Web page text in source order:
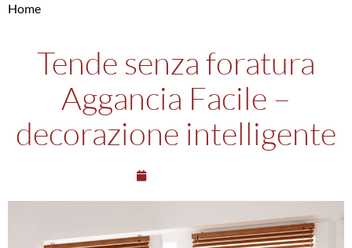
Home
Tende senza foratura
Aggancia Facile –
decorazione intelligente